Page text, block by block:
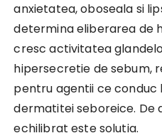
anxietatea, oboseala si
determina eliberarea de
cresc activitatea
hipersecretie de sebum,
pentru agentii ce conduc
dermatitei seboreice. De
echilibrat este solutia.